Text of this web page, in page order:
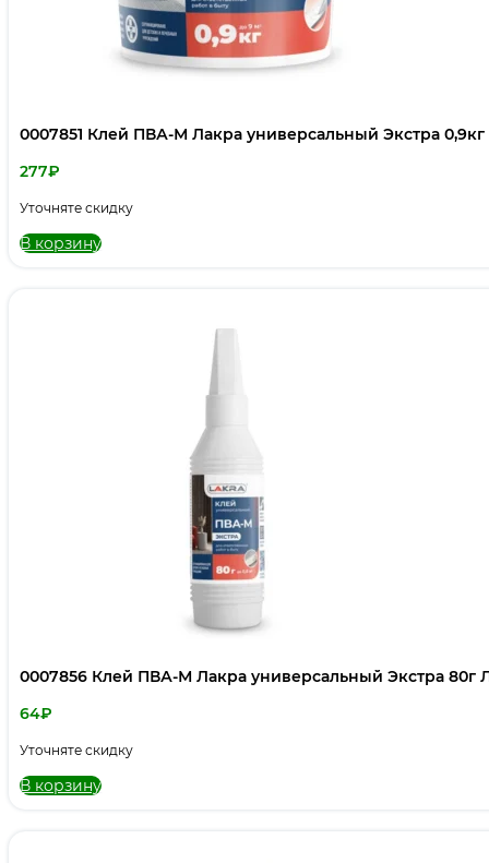
0007851 Клей ПВА-М Лакра универсальный Экстра
277₽
Уточняте скидку
В корзину
0007856 Клей ПВА-М Лакра универсальный Экстра 80г
64₽
Уточняте скидку
В корзину